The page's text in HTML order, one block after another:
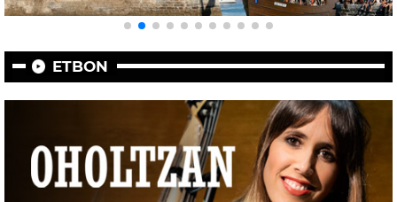
ETBON